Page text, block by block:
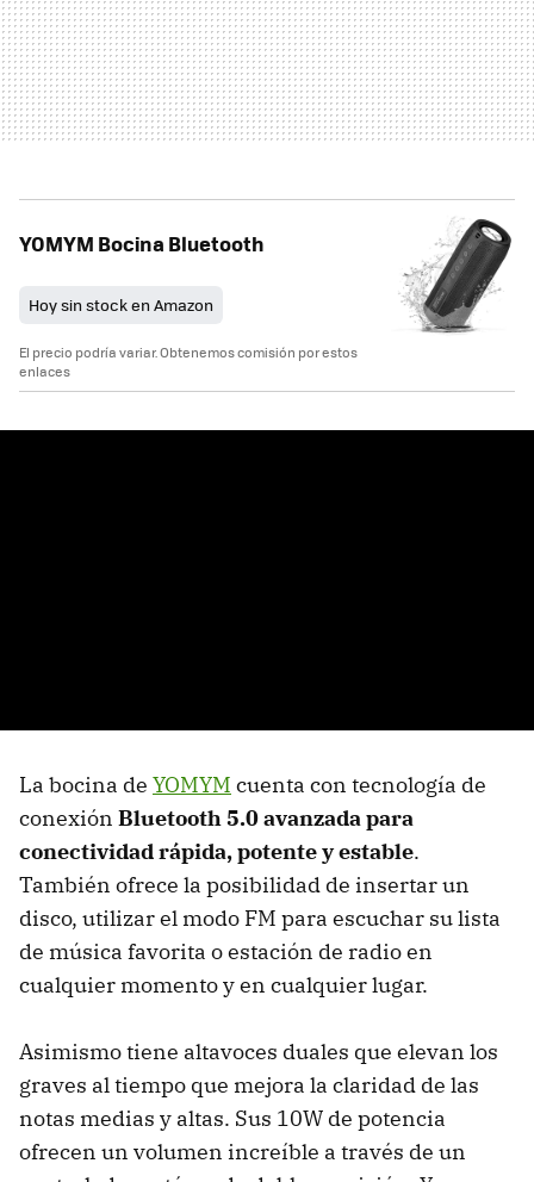
YOMYM Bocina Bluetooth
Hoy sin stock en Amazon
El precio podría variar. Obtenemos comisión por estos
enlaces
La bocina de YOMYM cuenta con tecnología de
conexión Bluetooth 5.0 avanzada para
conectividad rápida, potente y estable.
También ofrece la posibilidad de insertar un
disco, utilizar el modo FM para escuchar su lista
de música favorita o estación de radio en
cualquier momento y en cualquier lugar.
Asimismo tiene altavoces duales que elevan los
graves al tiempo que mejora la claridad de las
notas medias y altas. Sus 10W de potencia
ofrecen un volumen increíble a través de un